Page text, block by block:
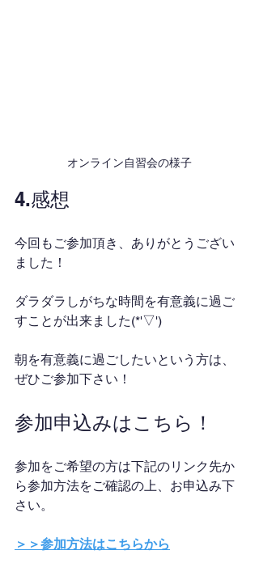
オンライン自習会の様子
4.感想
今回もご参加頂き、ありがとうござい
ました！
ダラダラしがちな時間を有意義に過ご
すことが出来ました(*'▽')
朝を有意義に過ごしたいという方は、
ぜひご参加下さい！
参加申込みはこちら！
参加をご希望の方は下記のリンク先か
ら参加方法をご確認の上、お申込み下
さい。
＞＞参加方法はこちらから